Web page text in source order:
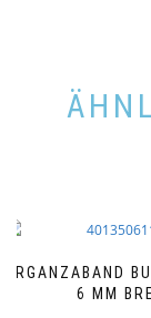
ORGANZABAND
6 MM